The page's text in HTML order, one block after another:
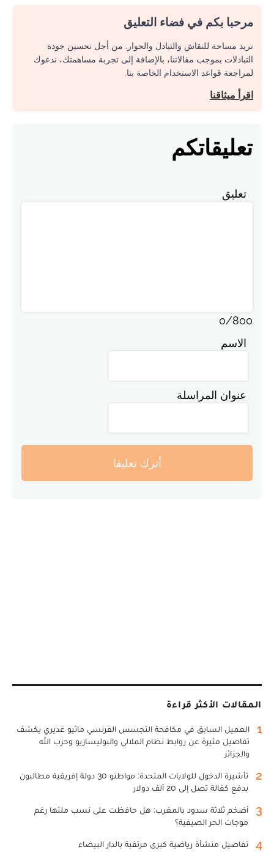
مرحبا بكم في فضاء التعليق
نريد مساحة للنقاش والتبادل والحوار. من أجل تحسين جودة
التبادلات بموجب مقالاتنا، بالإضافة إلى تجربة مساهمتك، ندعوك
لمراجعة قواعد الاستخدام الخاصة بنا.
اقرأ ميثاقنا
تعليقاتكم
تعليق
0/800
الاسم
عنوان المراسلة
أترك تعليقا
المقالات الأكثر قراءة
1
العميل السابق في مكافحة التجسس الفرنسي ماثيو غديري يكشف
تفاصيل مثيرة عن روابط نظام الملالي والبوليساريو وحزب الله
والجزائر
2
تأشيرة الدخول للولايات المتحدة: مواطنو 30 دولة إفريقية مطالبون
بدفع كفالة تصل إلى 20 ألف دولار
3
أضخم ثلاثة سدود بالمغرب: هل حافظت على نسب ملئها رغم
موجات الحر الصيفية؟
4 تفاصيل منشأة رياضية كبرى مرتقبة بالدار البيضاء